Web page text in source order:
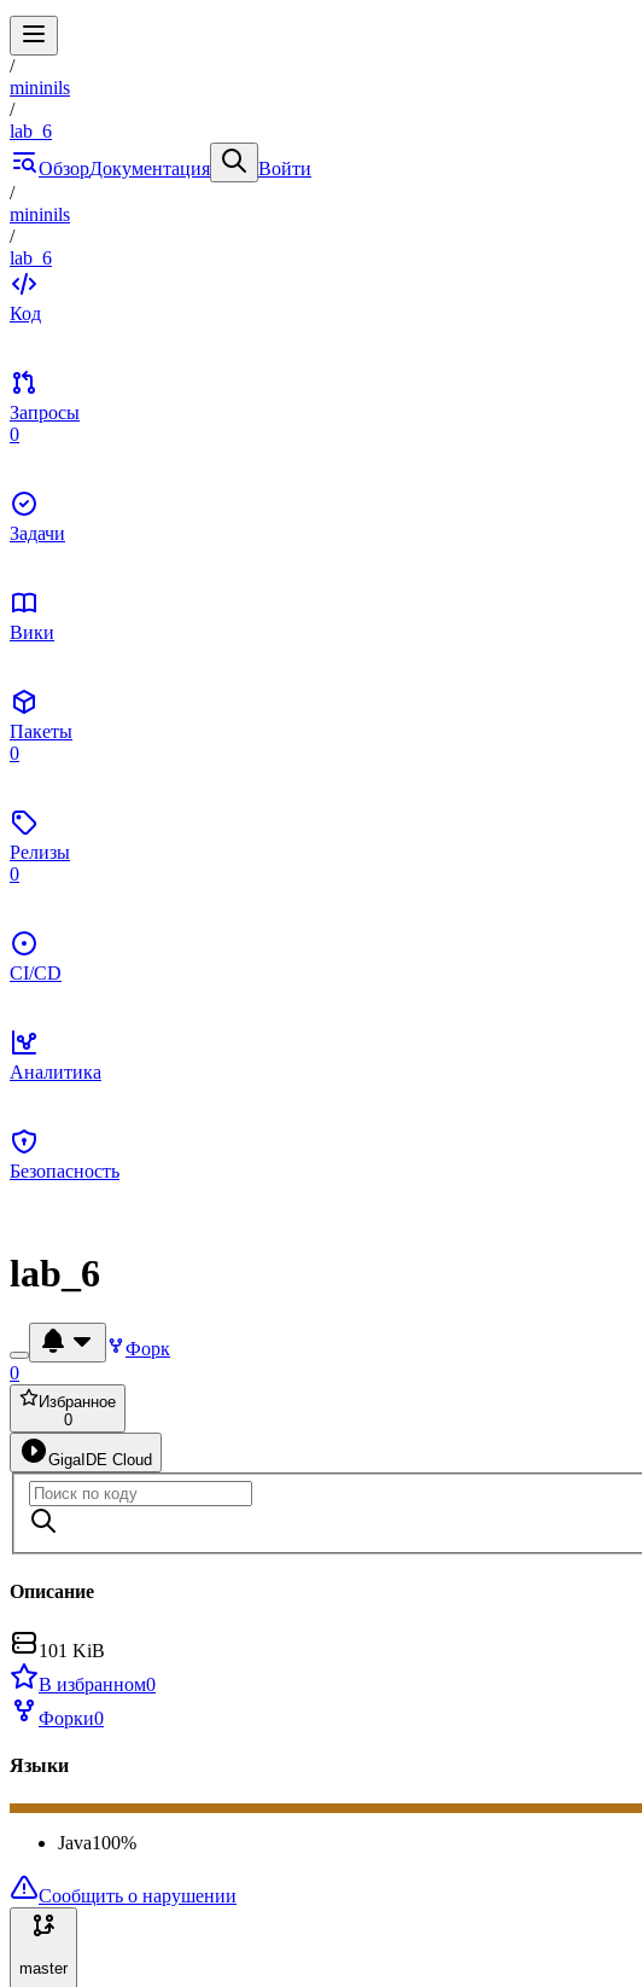
/
mininils
/
lab_6
ОбзорДокументация
Войти
/
mininils
/
lab_6
Код
Запросы
0
Задачи
Вики
Пакеты
0
Релизы
0
CI/CD
Аналитика
Безопасность
lab_6
Форк
0
Избранное
0
GigaIDE Cloud
Описание
101 KiB
В избранном0
Форки0
Языки
Java100%
Сообщить о нарушении
master